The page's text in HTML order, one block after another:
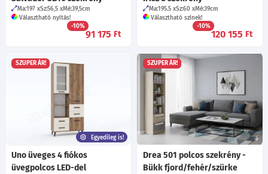
Ma:197 Sz:56,5 Mé:39,5cm
Választható nyítás!
-10%
91 175 Ft
Ma:195.5 Sz:60 Mé:39cm
Választható színek!
-10%
120 155 Ft
SZUPER ÁR!
Egyedileg is!
Uno üveges 4 fiókos
üvegpolcos LED-del
SZUPER ÁR!
Drea 501 polcos szekrény -
Bükk fjord/fehér/szürke